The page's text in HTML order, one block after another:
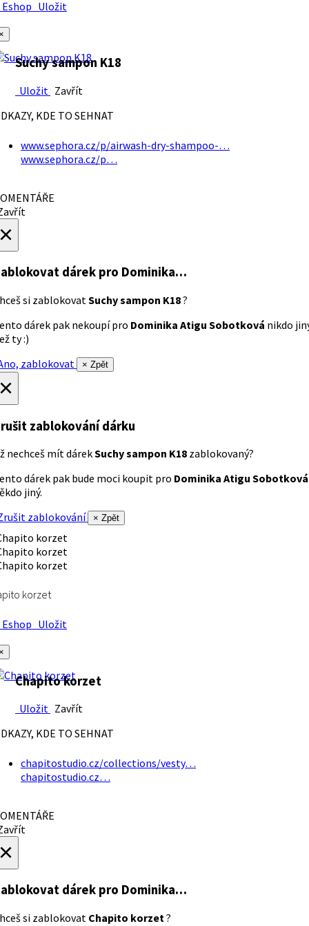
Uložit
Suchy sampon K18
Uložit Zavřít
KDE TO SEHNAT
www.sephora.cz/p/airwash-dry-shampoo-…
www.sephora.cz/p…
dárek pro Dominika…
si zablokovatSuchy sampon K18?
dárek pak nekoupí pro Dominika Atigu Sobotková nikdo
ty :)
zablokovat
× Zpět
zablokování dárku
nechceš mít dárekSuchy sampon K18 zablokovaný?
dárek pak bude moci koupit pro Dominika Atigu Sobotková
jiný.
zablokování
× Zpět
korzet
Uložit
Chapito korzet
Uložit Zavřít
KDE TO SEHNAT
chapitostudio.cz/collections/vesty…
chapitostudio.cz…
dárek pro Dominika…
si zablokovat Chapito korzet?